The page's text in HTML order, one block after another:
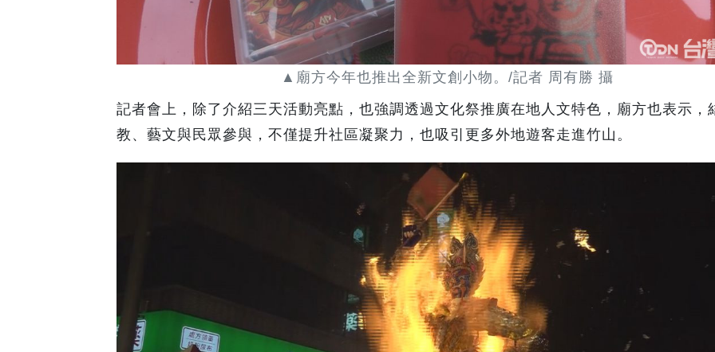
▲廟方今年也推出全新文創小物。/記者 周有勝 攝
記者會上，除了介紹三天活動亮點，也強調透過文化祭推廣在地人文特色，廟方也表示，
教、藝文與民眾參與，不僅提升社區凝聚力，也吸引更多外地遊客走進竹山。